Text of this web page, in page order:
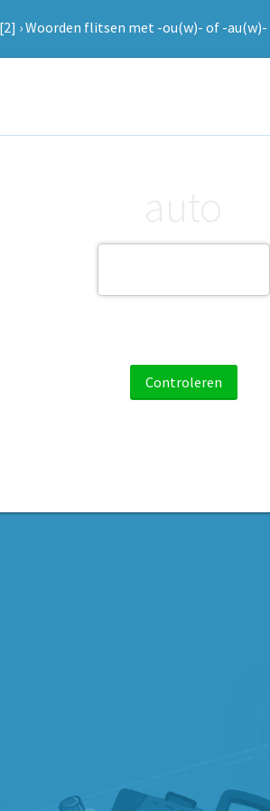
›Woorden flitsen met -ou(w)- of -au(w)-